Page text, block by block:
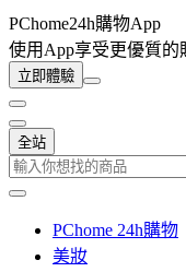
PChome24h購物App
使用App享受更優質的
立即體驗
全站
PChome 24h購物
美妝